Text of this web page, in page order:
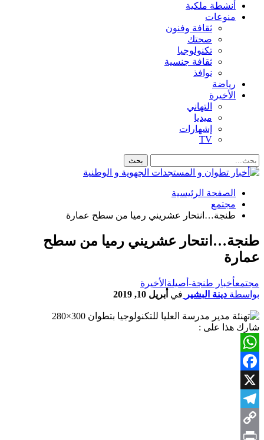
أنشطة ملكية
منوعات
ثقافة وفنون
صحتك
تكنولوجيا
ثقافة جنسية
نوافذ
رياضة
الأخيرة
التهاني
ميديا
إشهارات
TV
الصفحة الرئيسية
مجتمع
طنجة…انتحار عشريني رميا من سطح عمارة
طنجة…انتحار عشريني رميا من سطح
عمارة
مجتمعأخبار طنجة-أصيلة الأخيرة
بواسطة دينة البشير في أبريل 10, 2019
شارك هذا على :
WhatsApp
Facebook
X
Telegram
Copy